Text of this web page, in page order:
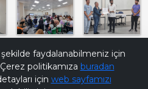
faydalanabilmeniz için
politikamıza buradan
için web sayfamızı
Bana Soru Sor | Ask Me